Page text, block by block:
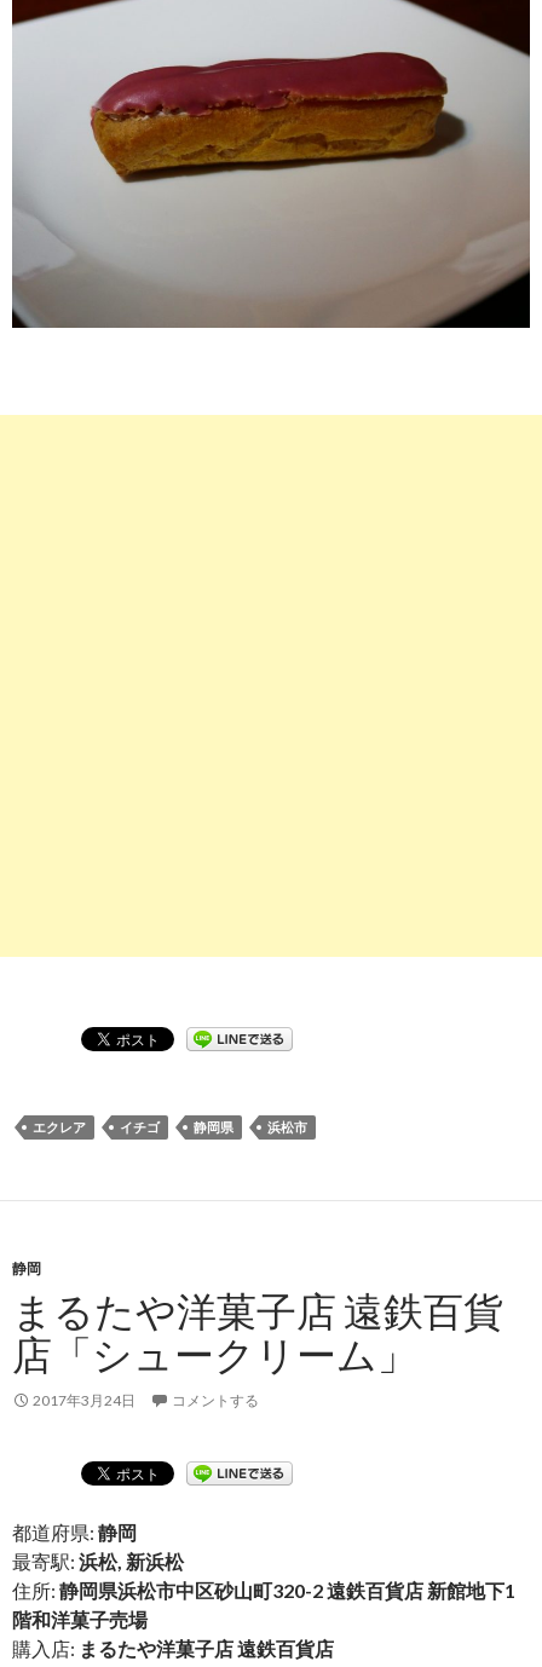
エクレア イチゴ 静岡県 浜松市
静岡
まるたや洋菓子店 遠鉄百貨
店「シュークリーム」
2017年3月24日 コメントする
都道府県: 静岡
最寄駅: 浜松, 新浜松
住所: 静岡県浜松市中区砂山町320-2 遠鉄百貨店 新館地下1
階和洋菓子売場
購入店: まるたや洋菓子店 遠鉄百貨店